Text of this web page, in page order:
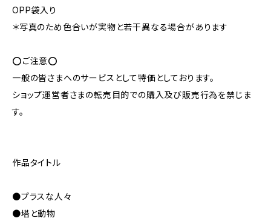
OPP袋入り
＊写真のため色合いが実物と若干異なる場合があります
⭕️ご注意⭕️
一般の皆さまへのサービスとして特価としております。
ショップ運営者さまの転売目的での購入及び販売行為を禁じま
す。
作品タイトル
●プラスな人々
●塔と動物